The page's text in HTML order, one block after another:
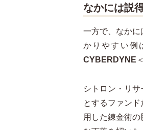
なかには説
一方で、なか
かりやすい例
CYBERDYNE
シトロン・リ
とするファン
用した錬金術